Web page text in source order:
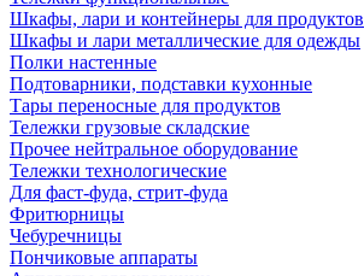
Шкафы, лари и контейнеры для продуктов
Шкафы и лари металлические для одежды
Полки настенные
Подтоварники, подставки кухонные
Тары переносные для продуктов
Тележки грузовые складские
Прочее нейтральное оборудование
Тележки технологические
Для фаст-фуда, стрит-фуда
Фритюрницы
Чебуречницы
Пончиковые аппараты